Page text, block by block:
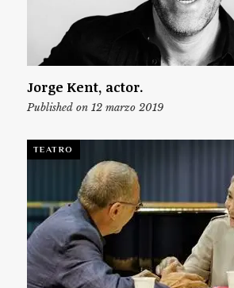
Jorge Kent, actor.
Published on 12 marzo 2019
TEATRO